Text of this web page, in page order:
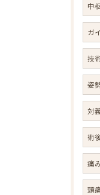
中
ガ
技
姿
対
術
痛
頭